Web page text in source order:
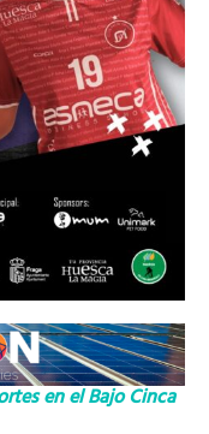
en el Bajo Cinca